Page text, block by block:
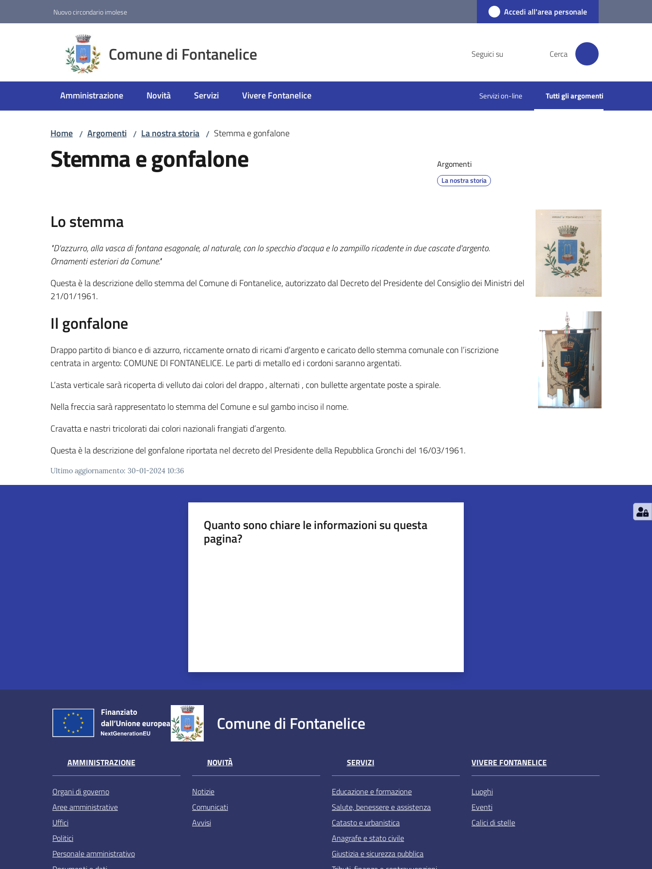
Nuovo circondario imolese Accedi all'area personale
Comune di Fontanelice Seguici su Cerca
Amministrazione Novità Servizi Vivere Fontanelice Servizi on-line Tutti gli argomenti
Menu selezionato
Home / Argomenti / La nostra storia / Stemma e gonfalone
Stemma e gonfalone Argomenti
La nostra storia
Lo stemma
"D'azzurro, alla vasca di fontana esagonale, al naturale, con lo specchio d'acqua e lo zampillo ricadente in due cascate d'argento.
Ornamenti esteriori da Comune."
Questa è la descrizione dello stemma del Comune di Fontanelice, autorizzato dal Decreto del Presidente del Consiglio dei Ministri del
21/01/1961.
Il gonfalone
Drappo partito di bianco e di azzurro, riccamente ornato di ricami d’argento e caricato dello stemma comunale con l’iscrizione
centrata in argento: COMUNE DI FONTANELICE. Le parti di metallo ed i cordoni saranno argentati.
L’asta verticale sarà ricoperta di velluto dai colori del drappo , alternati , con bullette argentate poste a spirale.
Nella freccia sarà rappresentato lo stemma del Comune e sul gambo inciso il nome.
Cravatta e nastri tricolorati dai colori nazionali frangiati d’argento.
Questa è la descrizione del gonfalone riportata nel decreto del Presidente della Repubblica Gronchi del 16/03/1961.
Ultimo aggiornamento: 30-01-2024 10:36
Quanto sono chiare le informazioni su questa
pagina?
Comune di Fontanelice
AMMINISTRAZIONE
Organi di governo
Aree amministrative
Uffici
Politici
Personale amministrativo
NOVITÀ
Notizie
Comunicati
Avvisi
SERVIZI
Educazione e formazione
Salute, benessere e assistenza
Catasto e urbanistica
Anagrafe e stato civile
Giustizia e sicurezza pubblica
VIVERE FONTANELICE
Luoghi
Eventi
Calici di stelle